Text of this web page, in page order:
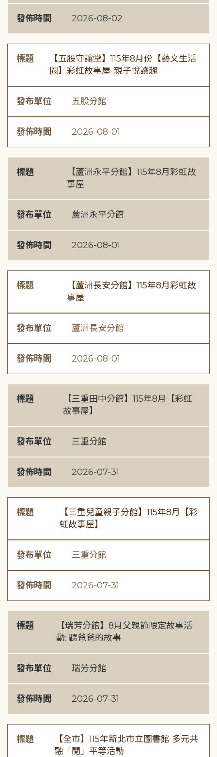
發佈時間 2026-08-02
標題
【五股守讓堂】115年8月份【藝文生活
圈】彩虹故事屋-親子悅讀趣
發布單位 五股分館
發佈時間 2026-08-01
標題
【蘆洲永平分館】115年8月彩虹故
事屋
發布單位 蘆洲永平分館
發佈時間 2026-08-01
標題
【蘆洲長安分館】115年8月彩虹故
事屋
發布單位 蘆洲長安分館
發佈時間 2026-08-01
標題
【三重田中分館】115年8月【彩虹
故事屋】
發布單位 三重分館
發佈時間 2026-07-31
標題
【三重兒童親子分館】115年8月【彩
虹故事屋】
發布單位 三重分館
發佈時間 2026-07-31
標題
【瑞芳分館】8月父親節限定故事活
動: 聽爸爸的故事
發布單位 瑞芳分館
發佈時間 2026-07-31
標題
【全市】115年新北市立圖書館 多元共
融「閱」平等活動